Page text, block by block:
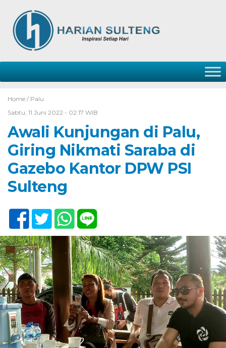
Home / Palu
Sabtu, 11 Juni 2022 - 02:17 WIB
Awali Kunjungan di Palu,
Giring Nikmati Saraba di
Gazebo Kantor DPW PSI
Sulteng